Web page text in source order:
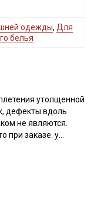
одежды, Для
белья
утолщенной
дефекты вдоль
не являются.
при заказе. у
сминаемость.
теряя